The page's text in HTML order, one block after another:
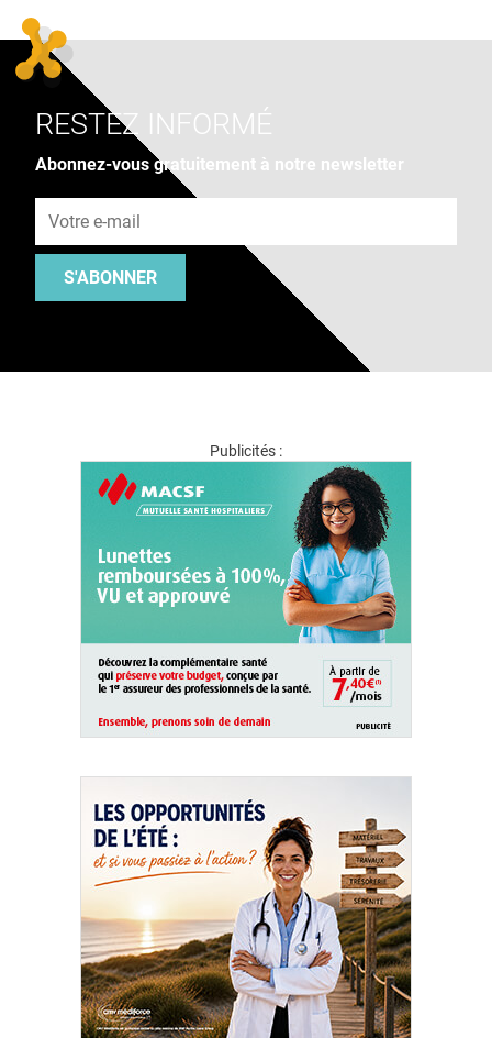
RESTEZ INFORMÉ
Abonnez-vous gratuitement à notre newsletter
S'ABONNER
Publicités :